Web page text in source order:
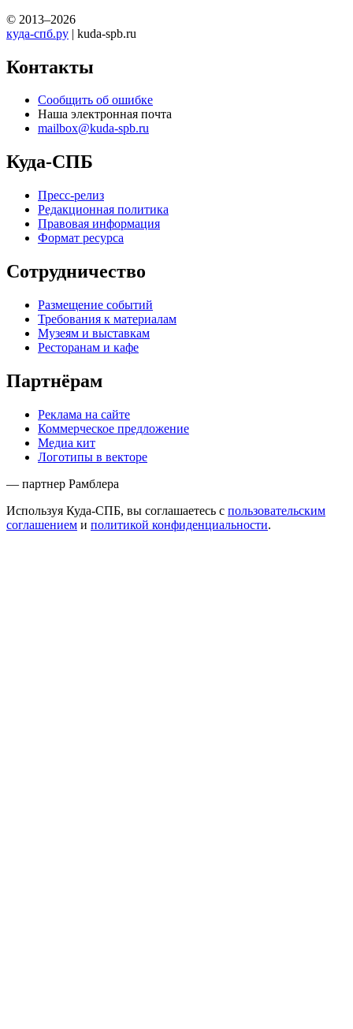
© 2013–2026
куда-спб.ру | kuda-spb.ru
Контакты
Сообщить об ошибке
Наша электронная почта
mailbox@kuda-spb.ru
Куда-СПБ
Пресс-релиз
Редакционная политика
Правовая информация
Формат ресурса
Сотрудничество
Размещение событий
Требования к материалам
Музеям и выставкам
Ресторанам и кафе
Партнёрам
Реклама на сайте
Коммерческое предложение
Медиа кит
Логотипы в векторе
— партнер Рамблера
Используя Куда-СПБ, вы соглашаетесь с пользовательским
соглашением и политикой конфиденциальности.